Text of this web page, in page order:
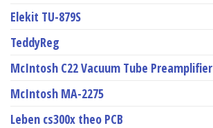
Elekit TU-879S
TeddyReg
McIntosh C22 Vacuum Tube Preamplifier
McIntosh MA-2275
Leben cs300x theo PCB